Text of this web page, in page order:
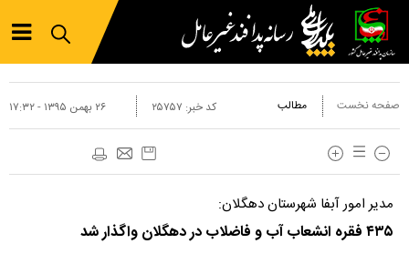
صفحه نخست مطالب ۲۶ بهمن ۱۳۹۵ - ۱۷:۳۲ کد خبر: ۲۵۷۵۷
مدیر امور آبفا شهرستان دهگلان:
۴۳۵ فقره انشعاب آب و فاضلاب در دهگلان واگذار شد